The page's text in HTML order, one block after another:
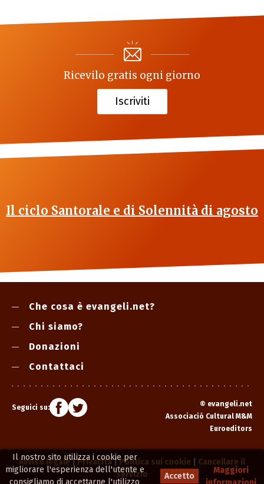
Il nostro sito utilizza i cookie per
migliorare l'esperienza dell'utente e
consigliamo di accettarne l'utilizzo
Accetto
Maggiori
Ricevilo gratis ogni giorno
Iscriviti
Il ciclo Santorale e di Solennità di agosto
Che cosa è evangeli.net?
Chi siamo?
Donazioni
Contattaci
Seguici su: © evangeli.net
Associació Cultural M&M
Euroeditors
Avviso legale|Privacità|Politica sui cookie
Cancellare il
servizio